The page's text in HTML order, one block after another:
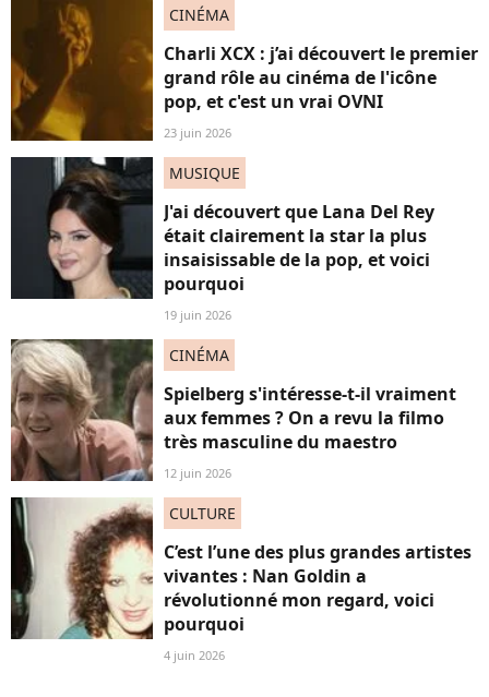
CINÉMA
Charli XCX : j’ai découvert le premier
grand rôle au cinéma de l'icône
pop, et c'est un vrai OVNI
23 juin 2026
MUSIQUE
J'ai découvert que Lana Del Rey
était clairement la star la plus
insaisissable de la pop, et voici
pourquoi
19 juin 2026
CINÉMA
Spielberg s'intéresse-t-il vraiment
aux femmes ? On a revu la filmo
très masculine du maestro
12 juin 2026
CULTURE
C’est l’une des plus grandes artistes
vivantes : Nan Goldin a
révolutionné mon regard, voici
pourquoi
4 juin 2026